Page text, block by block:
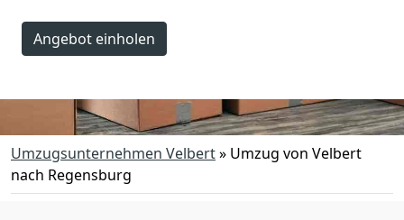
Angebot einholen
Umzugsunternehmen Velbert» Umzug von Velbert
nach Regensburg